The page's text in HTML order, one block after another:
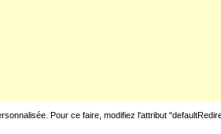
Pour ce faire, modifiez l'attribut